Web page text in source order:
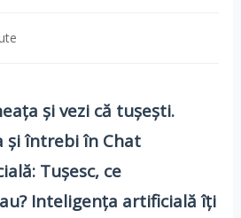
și vezi că tușești.
și întrebi în Chat
Tușesc, ce
Inteligența artificială îți